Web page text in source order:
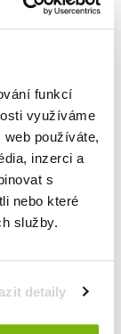
funkcí
využíváme
používáte,
inzerci a
s
nebo které
služby.
detaily